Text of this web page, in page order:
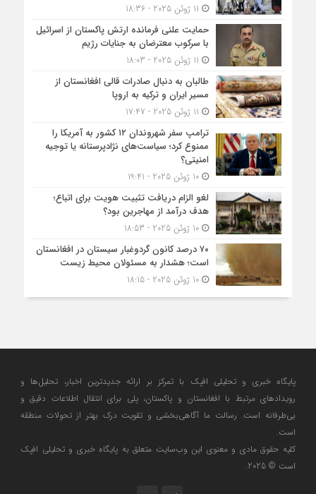
حمایت علنی فرمانده ارتش پاکستان از اسرائیل
با سرکوب معترضان به جنایات رژیم
طالبان به دنبال صادرات قالی افغانستان از
مسیر ایران و ترکیه به اروپا
ترامپ سفر شهروندان ۱۲ کشور به آمریکا را
ممنوع کرد؛ سیاست‌های نژادپرستانه یا توجیه
امنیتی؟
10 ژوئن 2025 - 19:41
لغو الزام دریافت تثبیت هویت برای اتباع؛
هدف درآمد از مهاجرین بود؟
10 ژوئن 2025 - 18:53
۷۰ درصد کانون گردوغبار سیستان در افغانستان
است؛ هشدار به مسئولان محیط زیست
10 ژوئن 2025 - 18:15
پایگاه خبری و تحلیلی افپک با تمرکز بر ارائه جدیدترین اخبار، تحلیل‌ها و
رویدادهای مرتبط با افغانستان و پاکستان، پلی برای انتقال اطلاعات دقیق و
بی‌طرفانه است. رسالت ما آگاهی‌بخشی و تقویت درک بهتر از تحولات منطقه
است.
کلیه حقوق مادی و معنوی این وب‌سایت متعلق به پایگاه خبری و تحلیلی افپک
است © 2025.